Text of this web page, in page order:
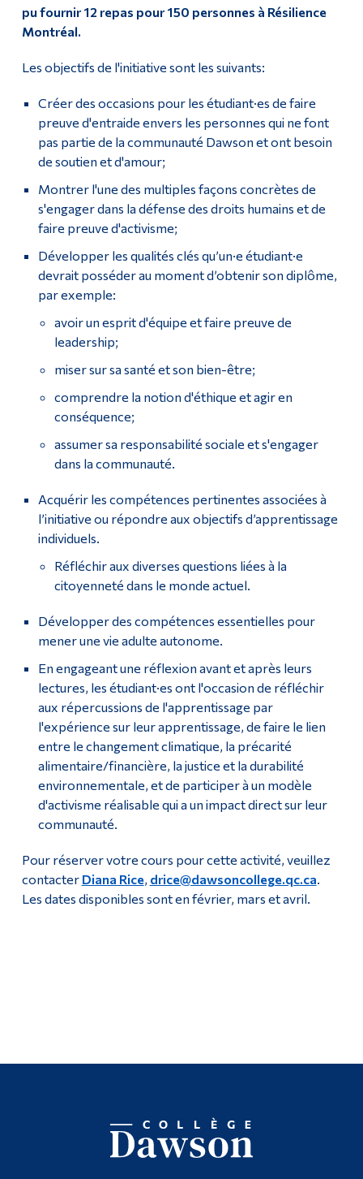
pu fournir 12 repas pour 150 personnes à Résilience
Montréal.
Les objectifs de l'initiative sont les suivants:
Créer des occasions pour les étudiant·es de faire
preuve d'entraide envers les personnes qui ne font
pas partie de la communauté Dawson et ont besoin
de soutien et d'amour;
Montrer l'une des multiples façons concrètes de
s'engager dans la défense des droits humains et de
faire preuve d'activisme;
Développer les qualités clés qu’un·e étudiant·e
devrait posséder au moment d’obtenir son diplôme,
par exemple:
avoir un esprit d'équipe et faire preuve de
leadership;
miser sur sa santé et son bien-être;
comprendre la notion d'éthique et agir en
conséquence;
assumer sa responsabilité sociale et s'engager
dans la communauté.
Acquérir les compétences pertinentes associées à
l’initiative ou répondre aux objectifs d’apprentissage
individuels.
Réfléchir aux diverses questions liées à la
citoyenneté dans le monde actuel.
Développer des compétences essentielles pour
mener une vie adulte autonome.
En engageant une réflexion avant et après leurs
lectures, les étudiant·es ont l'occasion de réfléchir
aux répercussions de l'apprentissage par
l'expérience sur leur apprentissage, de faire le lien
entre le changement climatique, la précarité
alimentaire/financière, la justice et la durabilité
environnementale, et de participer à un modèle
d'activisme réalisable qui a un impact direct sur leur
communauté.
Pour réserver votre cours pour cette activité, veuillez
contacter Diana Rice, drice@dawsoncollege.qc.ca.
Les dates disponibles sont en février, mars et avril.